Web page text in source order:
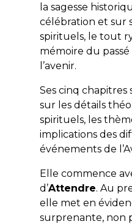
la sagesse
célébration et sur
spirituels, le tout
mémoire du
l’avenir.
Ses cinq
sur les détails
spirituels, les
implications des
événements de
Elle commence
d’Attendre. Au
elle met en
surprenante, non